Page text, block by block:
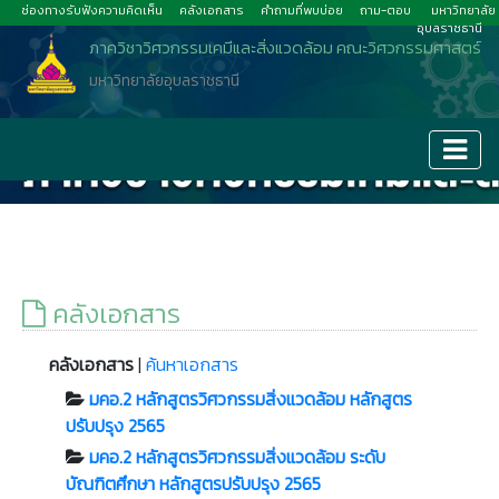
ช่องทางรับฟังความคิดเห็น คลังเอกสาร คำถามที่พบบ่อย ถาม-ตอบ
มหาวิทยาลัย
อุบลราชธานี
ภาควิชาวิศวกรรมเคมีและสิ่งแวดล้อม คณะวิศวกรรมศาสตร์
มหาวิทยาลัยอุบลราชธานี
คลังเอกสาร
คลังเอกสาร| ค้นหาเอกสาร
มคอ.2 หลักสูตรวิศวกรรมสิ่งแวดล้อม หลักสูตร
ปรับปรุง 2565
มคอ.2 หลักสูตรวิศวกรรมสิ่งแวดล้อม ระดับ
บัณฑิตศึกษา หลักสูตรปรับปรุง 2565